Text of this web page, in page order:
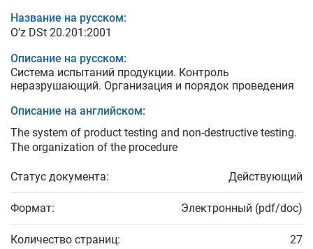
Название на русском:
O’z DSt 20.201:2001
Описание на русском:
Система испытаний продукции. Контроль
неразрушающий. Организация и порядок проведения
Описание на английском:
The system of product testing and non-destructive testing.
The organization of the procedure
Статус документа: Действующий
Формат: Электронный (pdf/doc)
Количество страниц: 27